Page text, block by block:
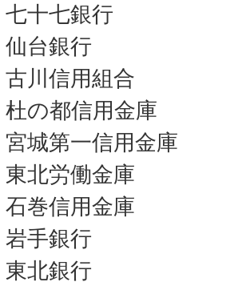
七十七銀行
仙台銀行
古川信用組合
杜の都信用金庫
宮城第一信用金庫
東北労働金庫
石巻信用金庫
岩手銀行
東北銀行